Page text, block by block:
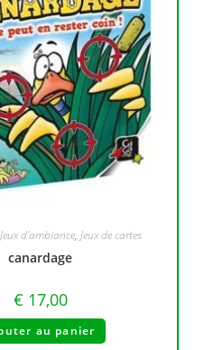
Jeux d'ambiance,Jeux de cartes
canardage
€ 17,00
au panier